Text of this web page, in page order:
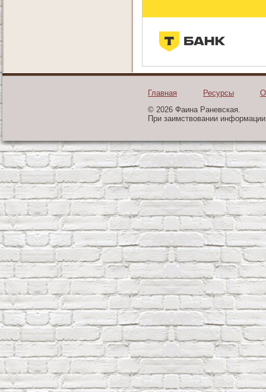
Главная Ресурсы
© 2026 Фаина Раневская.
При заимствовании